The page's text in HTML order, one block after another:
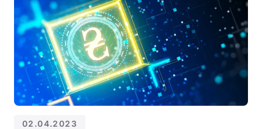
02.04.2023